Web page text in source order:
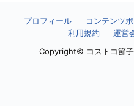
プロフィール コンテンツ
利用規約
運営
Copyright© コストコ節